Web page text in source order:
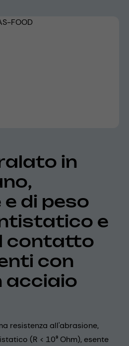
in
di peso
e
contatto
con
acciaio
resistenza all'abrasione,
(R < 10⁹ Ohm), esente